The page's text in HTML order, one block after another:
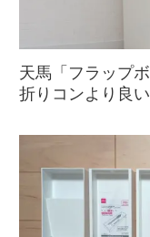
天馬「フラップ
折りコンより良い